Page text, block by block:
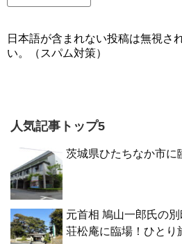
日本語が含まれない投稿は無視さ
い。（スパム対策）
人気記事トップ5
茨城県ひたちなか市に
元首相 鳩山一郎氏の
荘松庵に臨場！ひとり